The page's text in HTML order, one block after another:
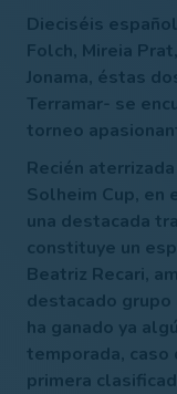
Dieciséis
Folch, Mireia
Jonama, éstas
Terramar- se
torneo
Recién
Solheim Cup, en
una destacada
constituye un
Beatriz Recari,
destacado
ha ganado ya
temporada, caso
primera